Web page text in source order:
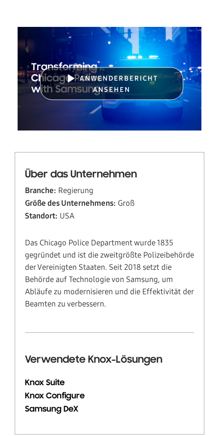
ANWENDERBERICHT
ANSEHEN
Über das Unternehmen
Branche: Regierung
Größe des Unternehmens: Groß
Standort: USA
Das Chicago Police Department wurde 1835
gegründet und ist die zweitgrößte Polizeibehörde
der Vereinigten Staaten. Seit 2018 setzt die
Behörde auf Technologie von Samsung, um
Abläufe zu modernisieren und die Effektivität der
Beamten zu verbessern.
Verwendete Knox-Lösungen
Knox Suite
Knox Configure
Samsung DeX